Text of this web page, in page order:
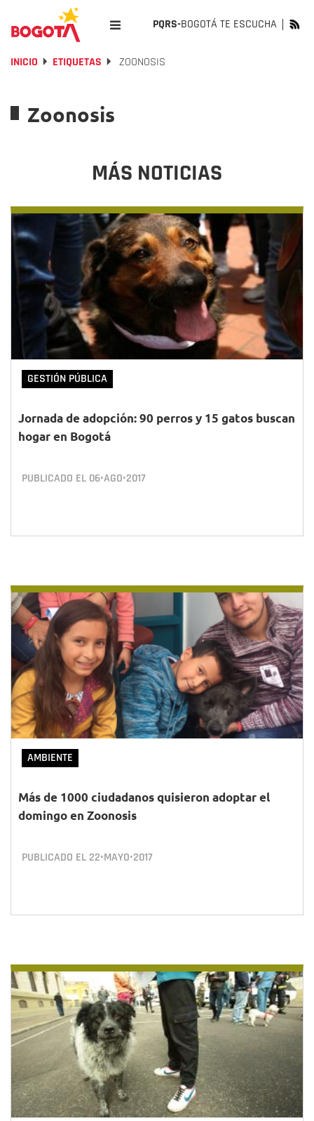
PQRS-BOGOTÁ TE ESCUCHA
INICIO ETIQUETAS ZOONOSIS
Zoonosis
MÁS NOTICIAS
GESTIÓN PÚBLICA
Jornada de adopción: 90 perros y 15 gatos buscan
hogar en Bogotá
PUBLICADO EL 06•AGO•2017
AMBIENTE
Más de 1000 ciudadanos quisieron adoptar el
domingo en Zoonosis
PUBLICADO EL 22•MAYO•2017